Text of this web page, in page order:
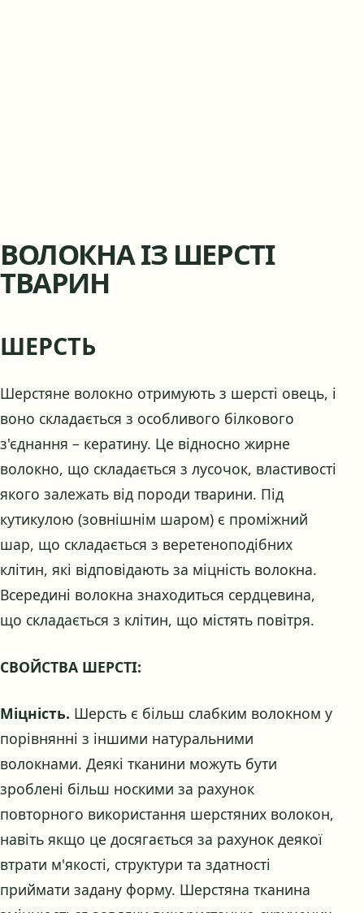
ВОЛОКНА ІЗ ШЕРСТІ
ТВАРИН
ШЕРСТЬ
Шерстяне волокно отримують з шерсті овець, і
воно складається з особливого білкового
з'єднання – кератину. Це відносно жирне
волокно, що складається з лусочок, властивості
якого залежать від породи тварини. Під
кутикулою (зовнішнім шаром) є проміжний
шар, що складається з веретеноподібних
клітин, які відповідають за міцність волокна.
Всередині волокна знаходиться сердцевина,
що складається з клітин, що містять повітря.
СВОЙСТВА ШЕРСТІ:
Міцність. Шерсть є більш слабким волокном у
порівнянні з іншими натуральними
волокнами. Деякі тканини можуть бути
зроблені більш носкими за рахунок
повторного використання шерстяних волокон,
навіть якщо це досягається за рахунок деякої
втрати м'якості, структури та здатності
приймати задану форму. Шерстяна тканина